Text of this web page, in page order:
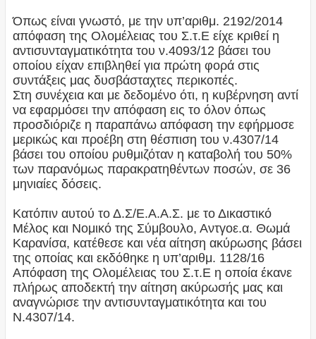
Όπως είναι γνωστό, με την υπ’αριθμ. 2192/2014
απόφαση της Ολομέλειας του Σ.τ.Ε είχε κριθεί η
αντισυνταγματικότητα του ν.4093/12 βάσει του
οποίου είχαν επιβληθεί για πρώτη φορά στις
συντάξεις μας δυσβάσταχτες περικοπές.
Στη συνέχεια και με δεδομένο ότι, η κυβέρνηση αντί
να εφαρμόσει την απόφαση εις το όλον όπως
προσδιόριζε η παραπάνω απόφαση την εφήρμοσε
μερικώς και προέβη στη θέσπιση του ν.4307/14
βάσει του οποίου ρυθμιζόταν η καταβολή του 50%
των παρανόμως παρακρατηθέντων ποσών, σε 36
μηνιαίες δόσεις.
Κατόπιν αυτού το Δ.Σ/Ε.Α.Α.Σ. με το Δικαστικό
Μέλος και Νομικό της Σύμβουλο, Αντγοε.α. Θωμά
Καρανίσα, κατέθεσε και νέα αίτηση ακύρωσης βάσει
της οποίας και εκδόθηκε η υπ’αριθμ. 1128/16
Απόφαση της Ολομέλειας του Σ.τ.Ε η οποία έκανε
πλήρως αποδεκτή την αίτηση ακύρωσής μας και
αναγνώρισε την αντισυνταγματικότητα και του
Ν.4307/14.